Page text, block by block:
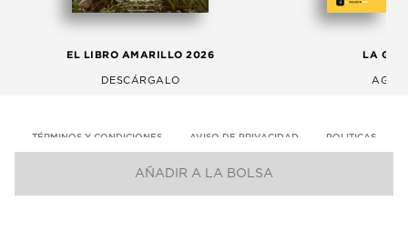
AÑADIR A LA BOLSA
EL LIBRO AMARILLO 2026
DESCÁRGALO
LA
TÉRMINOS Y CONDICIONES AVISO DE PRIVACIDAD POLITICAS